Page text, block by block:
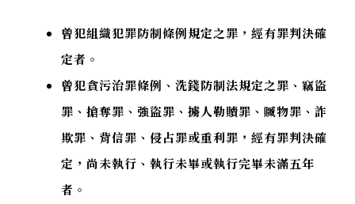
曾犯組織犯罪防制條例規定之罪，經有罪判決確
定者。
曾犯貪污治罪條例、洗錢防制法規定之罪、竊盜
罪、搶奪罪、強盜罪、擄人勒贖罪、贓物罪、詐
欺罪、背信罪、侵占罪或重利罪，經有罪判決確
定，尚未執行、執行未畢或執行完畢未滿五年
者。